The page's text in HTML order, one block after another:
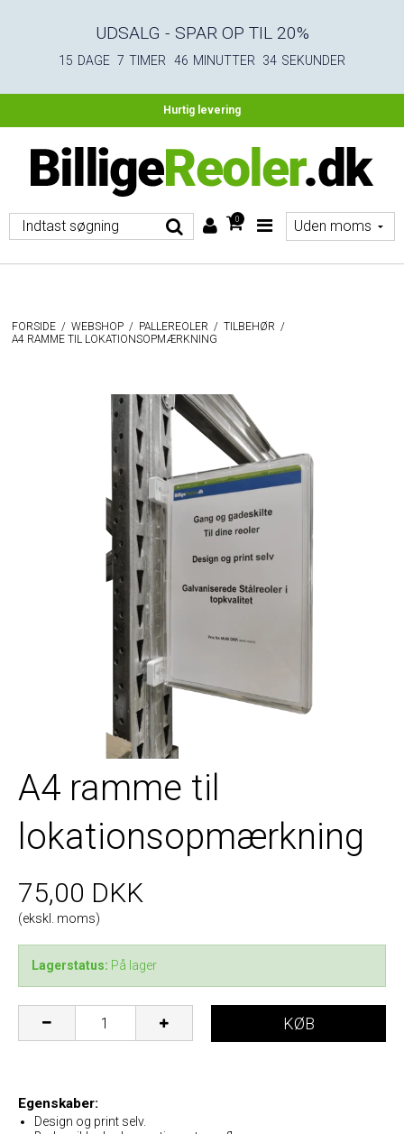
UDSALG - SPAR OP TIL 20%
15 DAGE 7 TIMER 46 MINUTTER 33 SEKUNDER
Fri fragt ved køb over 4.500 DKK ekskl. moms
Hurtig levering
0
FORSIDE / WEBSHOP / PALLEREOLER / TILBEHØR /
A4 RAMME TIL LOKATIONSOPMÆRKNING
A4 ramme til
lokationsopmærkning
75,00 DKK
(ekskl. moms)
Lagerstatus: På lager
KØB
Egenskaber:
Design og print selv.